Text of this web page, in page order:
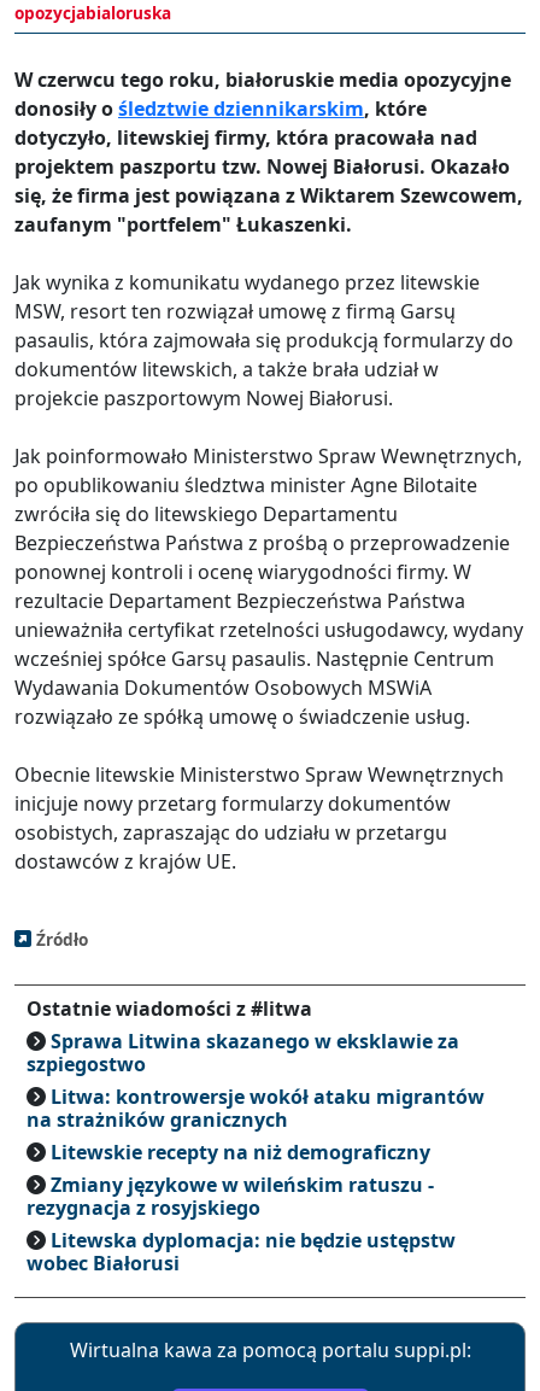
opozycjabialoruska
W czerwcu tego roku, białoruskie media opozycyjne
donosiły ośledztwie dziennikarskim, które
dotyczyło, litewskiej firmy, która pracowała nad
projektem paszportu tzw. Nowej Białorusi. Okazało
się, że firma jest powiązana z Wiktarem Szewcowem,
zaufanym "portfelem" Łukaszenki.
Jak wynika z komunikatu wydanego przez litewskie
MSW, resort ten rozwiązał umowę z firmą Garsų
pasaulis, która zajmowała się produkcją formularzy do
dokumentów litewskich, a także brała udział w
projekcie paszportowym Nowej Białorusi.
Jak poinformowało Ministerstwo Spraw Wewnętrznych,
po opublikowaniu śledztwa minister Agne Bilotaite
zwróciła się do litewskiego Departamentu
Bezpieczeństwa Państwa z prośbą o przeprowadzenie
ponownej kontroli i ocenę wiarygodności firmy. W
rezultacie Departament Bezpieczeństwa Państwa
unieważniła certyfikat rzetelności usługodawcy, wydany
wcześniej spółce Garsų pasaulis. Następnie Centrum
Wydawania Dokumentów Osobowych MSWiA
rozwiązało ze spółką umowę o świadczenie usług.
Obecnie litewskie Ministerstwo Spraw Wewnętrznych
inicjuje nowy przetarg formularzy dokumentów
osobistych, zapraszając do udziału w przetargu
dostawców z krajów UE.
Źródło
Ostatnie wiadomości z #litwa
Sprawa Litwina skazanego w eksklawie za
szpiegostwo
Litwa: kontrowersje wokół ataku migrantów
na strażników granicznych
Litewskie recepty na niż demograficzny
Zmiany językowe w wileńskim ratuszu -
rezygnacja z rosyjskiego
Litewska dyplomacja: nie będzie ustępstw
wobec Białorusi
Wirtualna kawa za pomocą portalu suppi.pl: